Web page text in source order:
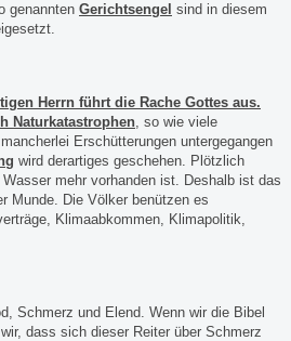
genannten Gerichtsengel sind in diesem
Herrn führt die Rache Gottes aus.
Naturkatastrophen , so wie viele
Erschütterungen untergegangen
wird derartiges geschehen. Plötzlich
mehr vorhanden ist. Deshalb ist das
Munde. Die Völker benützen es
Klimaabkommen, Klimapolitik,
Schmerz und Elend. Wenn wir die Bibel
dass sich dieser Reiter über Schmerz